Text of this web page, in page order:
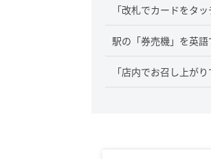
「改札でカードをタ
駅の「券売機」を英語
「店内でお召し上が